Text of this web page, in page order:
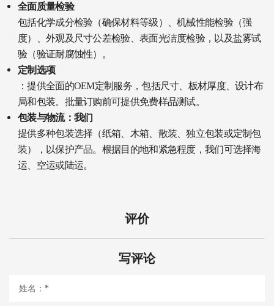
全面质量检验
包括化学成分检验（确保材料等级）、机械性能检验（强
度）、外观及尺寸公差检验、表面光洁度检验，以及盐雾试
验（验证耐腐蚀性）。
定制选项
：提供全面的OEM定制服务，包括尺寸、板材厚度、设计布
局和包装。批量订购前可提供免费样品测试。
包装与物流：我们
提供多种包装选择（纸箱、木箱、散装、独立包装或定制包
装），以保护产品。根据目的地和紧急程度，我们可选择海
运、空运或陆运。
评价
写评论